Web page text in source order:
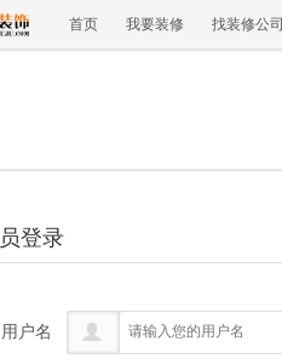
首页 我要装修 找装修公司
登录
用户名